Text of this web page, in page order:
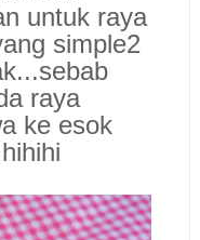
untuk raya
simple2
raya
ke esok